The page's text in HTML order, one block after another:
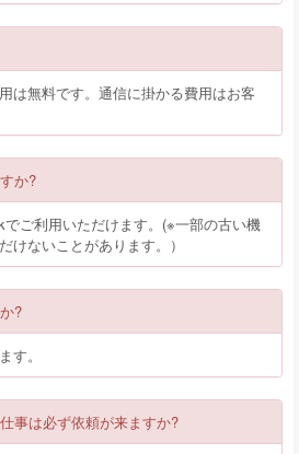
は無料です。通信に掛かる費用はお客
か?
ご利用いただけます。(※一部の古い機
けないことがあります。）
?
す。
事は必ず依頼が来ますか?